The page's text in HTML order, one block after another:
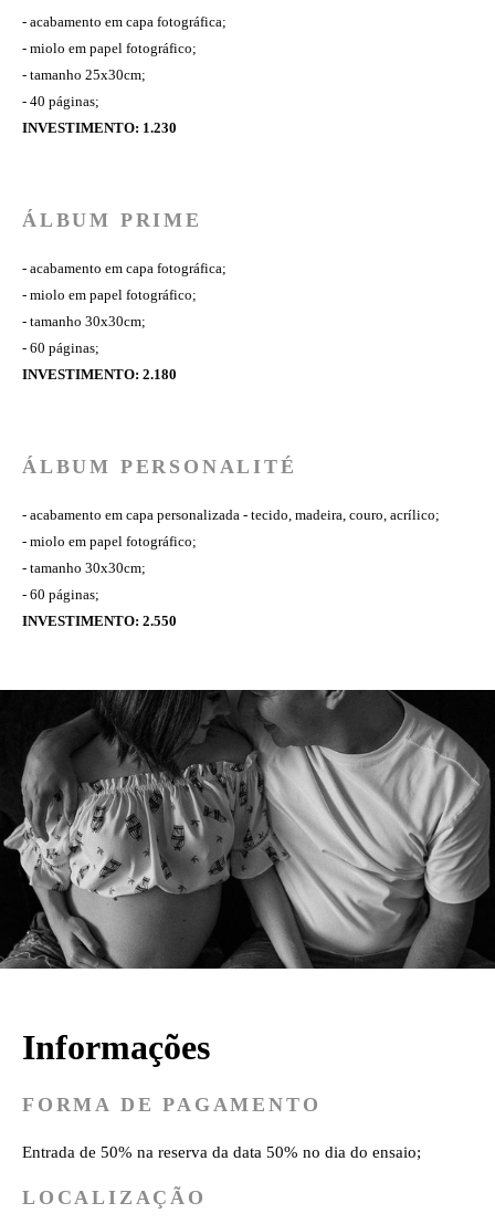
- acabamento em capa fotográfica;
- miolo em papel fotográfico;
- tamanho 25x30cm;
- 40 páginas;
INVESTIMENTO: 1.230
ÁLBUM PRIME
- acabamento em capa fotográfica;
- miolo em papel fotográfico;
- tamanho 30x30cm;
- 60 páginas;
INVESTIMENTO: 2.180
ÁLBUM PERSONALITÉ
- acabamento em capa personalizada - tecido, madeira, couro, acrílico;
- miolo em papel fotográfico;
- tamanho 30x30cm;
- 60 páginas;
INVESTIMENTO: 2.550
Informações
FORMA DE PAGAMENTO
Entrada de 50% na reserva da data 50% no dia do ensaio;
LOCALIZAÇÃO